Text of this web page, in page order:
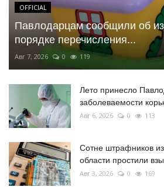
OFFICIAL
Павлодарцам сообщили об
порядке перечисления...
Авг 7, 2026 0 119
Лето принесло
заболеваемости
Авг 6, 2026 0 113
Сотне штрафников
области простили
Авг 3, 2026 0 169